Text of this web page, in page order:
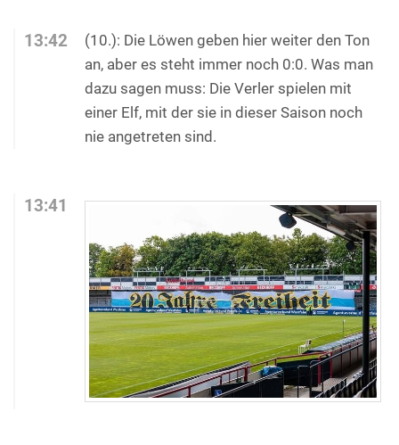
13:42
(10.): Die Löwen geben hier weiter den Ton
an, aber es steht immer noch 0:0. Was man
dazu sagen muss: Die Verler spielen mit
einer Elf, mit der sie in dieser Saison noch
nie angetreten sind.
13:41